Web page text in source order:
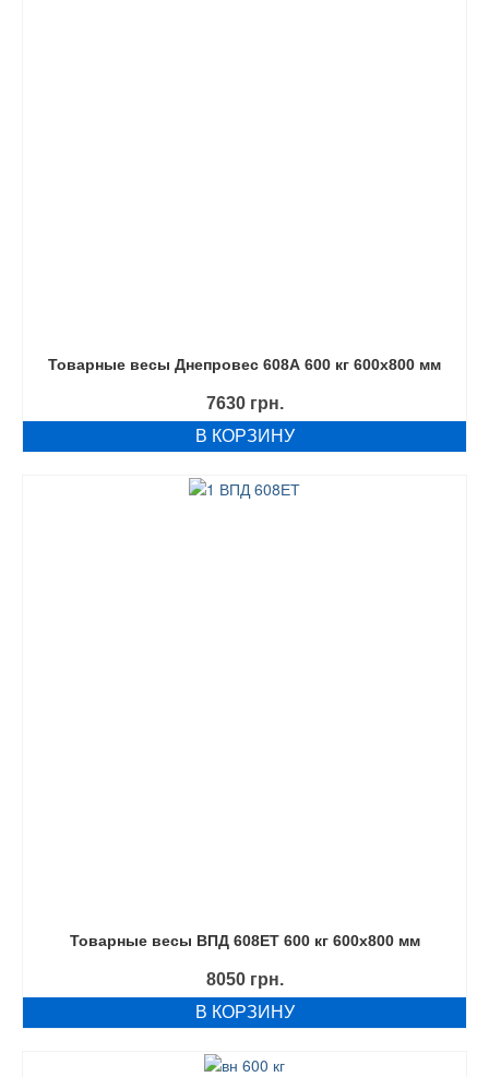
Товарные весы Днепровес 608А 600 кг 600х800 мм
7630 грн.
В КОРЗИНУ
Товарные весы ВПД 608ЕТ 600 кг 600х800 мм
8050 грн.
В КОРЗИНУ